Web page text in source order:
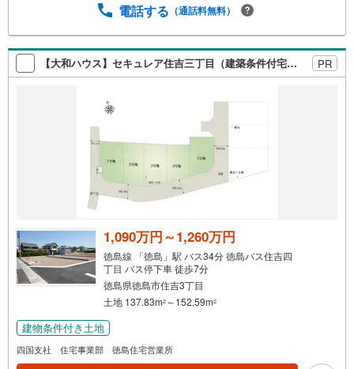
電話する （通話料無料）
【大和ハウス】セキュレア住吉三丁目（建築条件付宅地分譲） PR
1,090万円～1,260万円
徳島線 「徳島」駅 バス34分 徳島バス住吉四
丁目 バス停下車 徒歩7分
徳島県徳島市住吉3丁目
土地 137.83m2 ～152.59m2
建物条件付き土地
四国支社 住宅事業部 徳島住宅営業所